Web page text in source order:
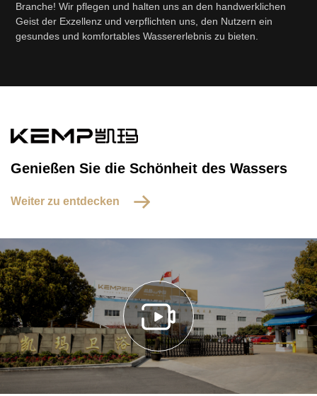
Branche! Wir pflegen und halten uns an den handwerklichen
Geist der Exzellenz und verpflichten uns, den Nutzern ein
gesundes und komfortables Wassererlebnis zu bieten.
Genießen Sie die Schönheit des Wassers
Weiter zu entdecken